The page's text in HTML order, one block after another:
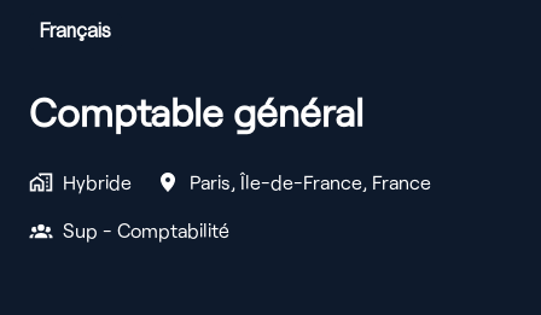
Français
Comptable général
Hybride Paris Île-de-France France
Sup - Comptabilité